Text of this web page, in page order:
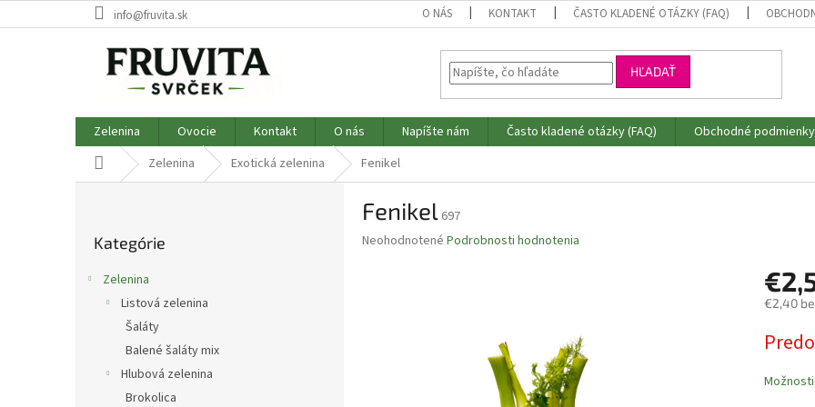
na
info@fruvita.sk O NÁS KONTAKT ČASTO KLADENÉ OTÁZKY (FAQ)
HĽADAŤ
Zelenina Ovocie Kontakt O nás Napíšte nám Často kladené otázky (FAQ) Obchodné podmienky
Domov Zelenina Exotická zelenina Fenikel
kategórie
Kategórie
Zelenina
Listová zelenina
Šaláty
Balené šaláty mix
Hlubová zelenina
Brokolica
Fenikel 697
Priemerné
Neohodnotené Podrobnosti hodnotenia
€2,40
cena: